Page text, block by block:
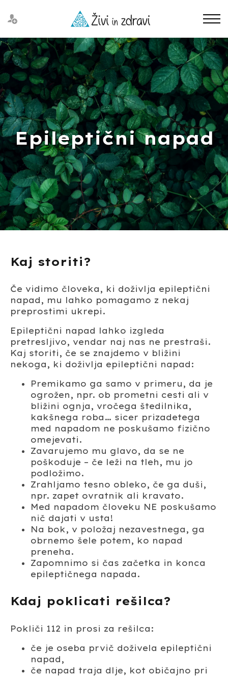
Epileptični napad
Kaj storiti?
Če vidimo človeka, ki doživlja epileptični
napad, mu lahko pomagamo z nekaj
preprostimi ukrepi.
Epileptični napad lahko izgleda
pretresljivo, vendar naj nas ne prestraši.
Kaj storiti, če se znajdemo v bližini
nekoga, ki doživlja epileptični napad:
Premikamo ga samo v primeru, da je
ogrožen, npr. ob prometni cesti ali v
bližini ognja, vročega štedilnika,
kakšnega roba… sicer prizadetega
med napadom ne poskušamo fizično
omejevati.
Zavarujemo mu glavo, da se ne
poškoduje – če leži na tleh, mu jo
podložimo.
Zrahljamo tesno obleko, če ga duši,
npr. zapet ovratnik ali kravato.
Med napadom človeku NE poskušamo
nič dajati v usta!
Na bok, v položaj nezavestnega, ga
obrnemo šele potem, ko napad
preneha.
Zapomnimo si čas začetka in konca
epileptičnega napada.
Kdaj poklicati rešilca?
Pokliči 112 in prosi za rešilca:
če je oseba prvič doživela epileptični
napad,
če napad traja dlje, kot običajno pri